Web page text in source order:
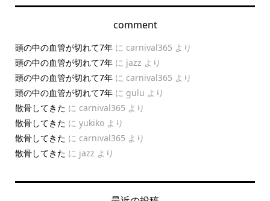
comment
頭の中の血管が切れて7年に carnival365 より
頭の中の血管が切れて7年に jazz より
頭の中の血管が切れて7年に carnival365 より
頭の中の血管が切れて7年に gulu より
散骨してきた に carnival365 より
散骨してきた に yukikoより
散骨してきた に carnival365 より
散骨してきた に jazz より